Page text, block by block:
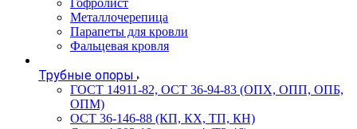
Гофролист
Металлочерепица
Парапеты для кровли
Фальцевая кровля
Трубные опоры
ГОСТ 14911-82, ОСТ 36-94-83 (ОПХ, ОПП, ОПБ,
ОПМ)
ОСТ 36-146-88 (КП, КХ, ТП, КН)